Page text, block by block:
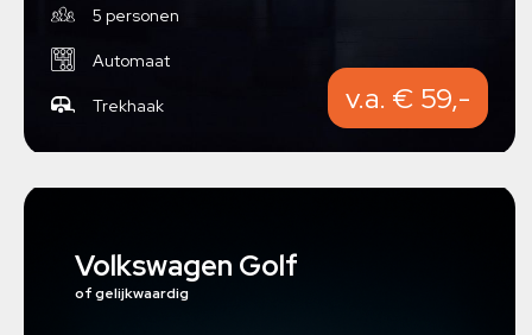
5 personen
Automaat
Trekhaak v.a. € 59,-
Volkswagen Golf
of gelijkwaardig